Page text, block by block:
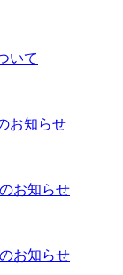
いて
お知らせ
お知らせ
お知らせ